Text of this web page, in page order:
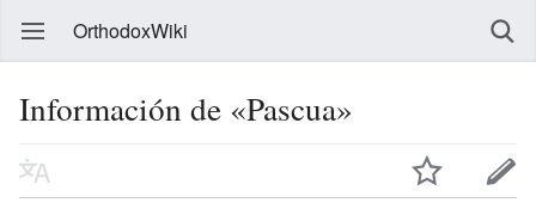
OrthodoxWiki
Información de «Pascua»